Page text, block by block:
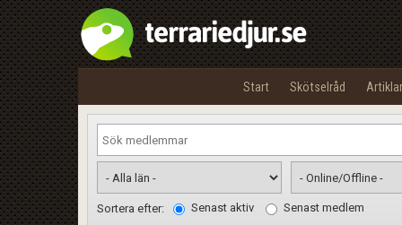
Start Skötselråd Artiklar
Sortera efter: Senast aktiv Senast medlem